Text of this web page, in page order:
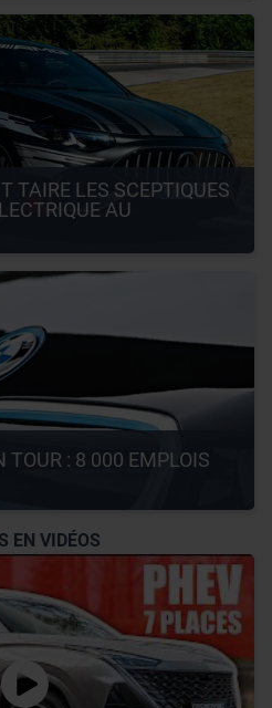
TAIRE LES SCEPTIQUES
AU
TOUR : 8 000 EMPLOIS
EN VIDÉOS